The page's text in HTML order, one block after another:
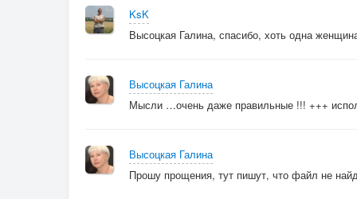
KsK
Высоцкая Галина, спасибо, хоть одна
Высоцкая Галина
Мысли …очень даже правильные !!! +++
Высоцкая Галина
Прошу прощения, тут пишут, что файл не